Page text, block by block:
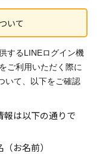
いて
するLINEログイン機
ご利用いただく際に
いて、以下をご確認
報は以下の通りで
お名前）